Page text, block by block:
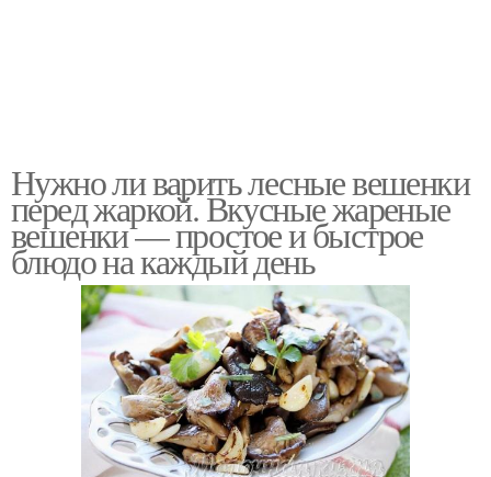
Нужно ли варить лесные вешенки
перед жаркой. Вкусные жареные
вешенки — простое и быстрое
блюдо на каждый день